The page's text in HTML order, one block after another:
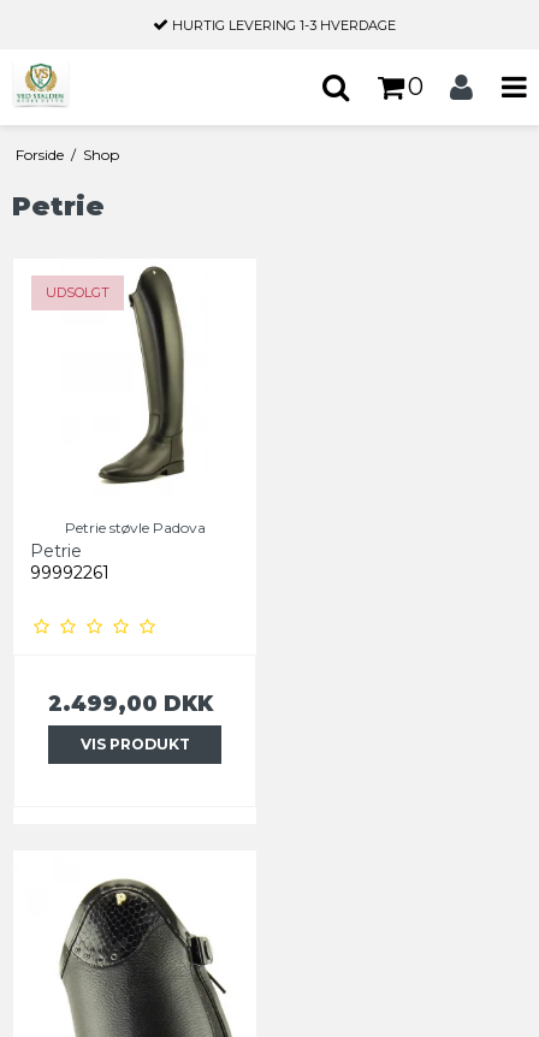
HURTIG LEVERING1-3 HVERDAGE
0
Forside / Shop
Petrie
UDSOLGT
Petrie støvle Padova
Petrie
99992261
2.499,00 DKK
VIS PRODUKT